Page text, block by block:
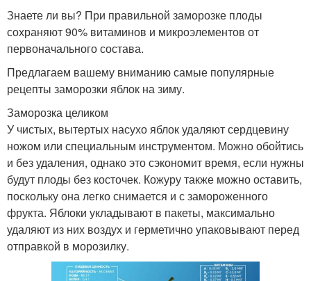
Знаете ли вы? При правильной заморозке плоды
сохраняют 90% витаминов и микроэлементов от
первоначального состава.
Предлагаем вашему вниманию самые популярные
рецепты заморозки яблок на зиму.
Заморозка целиком
У чистых, вытертых насухо яблок удаляют сердцевину
ножом или специальным инструментом. Можно обойтись
и без удаления, однако это сэкономит время, если нужны
будут плоды без косточек. Кожуру также можно оставить,
поскольку она легко снимается и с замороженного
фрукта. Яблоки укладывают в пакеты, максимально
удаляют из них воздух и герметично упаковывают перед
отправкой в морозилку.